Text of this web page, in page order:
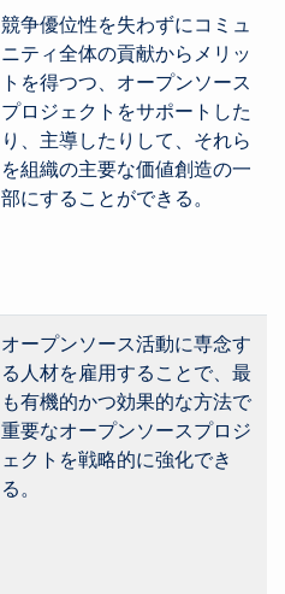
競争優位性を失わずにコミュ
ニティ全体の貢献からメリッ
トを得つつ、オープンソース
プロジェクトをサポートした
り、主導したりして、それら
を組織の主要な価値創造の一
部にすることができる。
オープンソース活動に専念す
る人材を雇用することで、最
も有機的かつ効果的な方法で
重要なオープンソースプロジ
ェクトを戦略的に強化でき
る。